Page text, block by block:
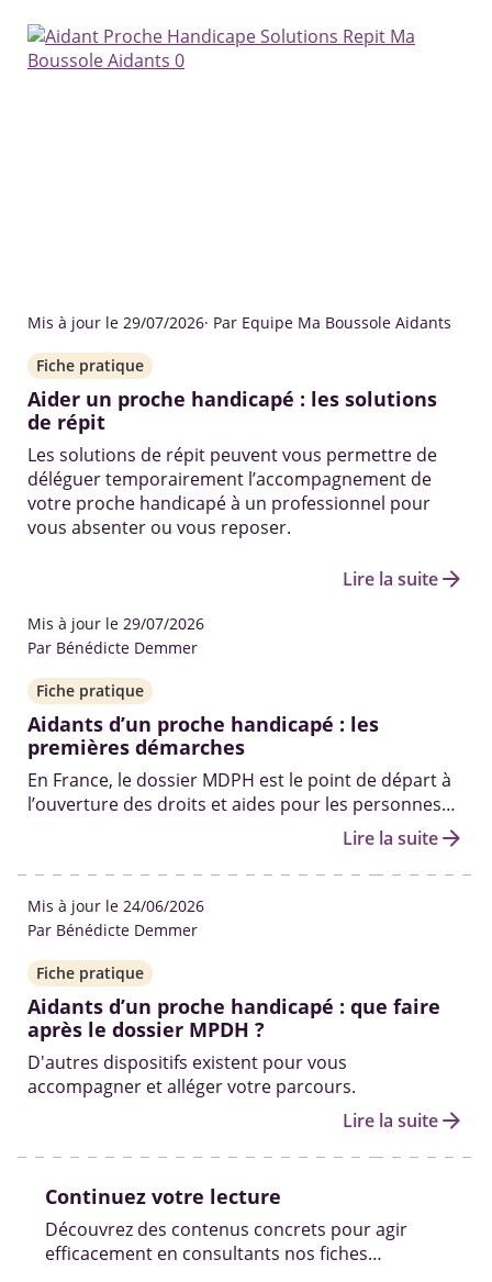
Mis à jour le 29/07/2026· Par Equipe Ma Boussole Aidants
Fiche pratique
Aider un proche handicapé : les solutions
de répit
Les solutions de répit peuvent vous permettre de
déléguer temporairement l’accompagnement de
votre proche handicapé à un professionnel pour
vous absenter ou vous reposer.
Lire la suitearrow_forward
Mis à jour le 29/07/2026
Par Bénédicte Demmer
Fiche pratique
Aidants d’un proche handicapé : les
premières démarches
En France, le dossier MDPH est le point de départ à
l’ouverture des droits et aides pour les personnes
en situation de handicap. Qui peut vous aider à le
remplir ? Quelles sont les autres démarches pour
obtenir des solutions ? On fait le point.
Lire la suitearrow_forward
Mis à jour le 24/06/2026
Par Bénédicte Demmer
Fiche pratique
Aidants d’un proche handicapé : que faire
après le dossier MPDH ?
D'autres dispositifs existent pour vous
accompagner et alléger votre parcours.
Lire la suitearrow_forward
Continuez votre lecture
Découvrez des contenus concrets pour agir
efficacement en consultants nos fiches